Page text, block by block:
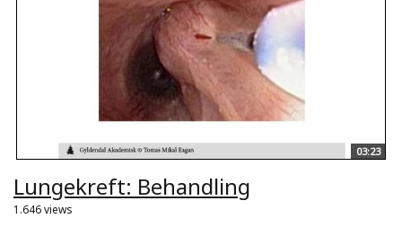
03:23
Lungekreft: Behandling
1.646 views